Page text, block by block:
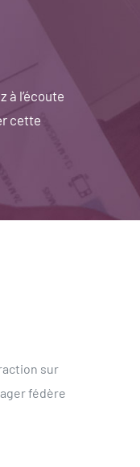
à l’écoute
cette
sur
fédère